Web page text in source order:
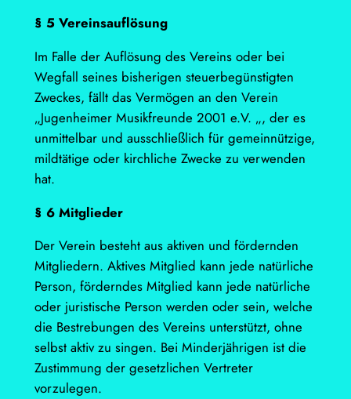
§ 5 Vereinsauflösung
Im Falle der Auflösung des Vereins oder bei
Wegfall seines bisherigen steuerbegünstigten
Zweckes, fällt das Vermögen an den Verein
„Jugenheimer Musikfreunde 2001 e.V. „, der es
unmittelbar und ausschließlich für gemeinnützige,
mildtätige oder kirchliche Zwecke zu verwenden
hat.
§ 6 Mitglieder
Der Verein besteht aus aktiven und fördernden
Mitgliedern. Aktives Mitglied kann jede natürliche
Person, förderndes Mitglied kann jede natürliche
oder juristische Person werden oder sein, welche
die Bestrebungen des Vereins unterstützt, ohne
selbst aktiv zu singen. Bei Minderjährigen ist die
Zustimmung der gesetzlichen Vertreter
vorzulegen.